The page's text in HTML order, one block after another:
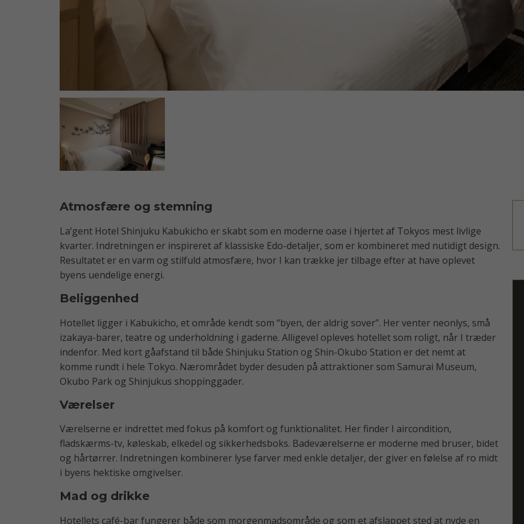
Atmosfære og stemning
La’gent Hotel Shinjuku Kabukicho er skabt som en moderne oase i hjertet af Tokyos mest livlige
kvarter. Indretningen er inspireret af klassiske Edo-detaljer, som er kombineret med nutidigt design.
Resultatet er en varm og stilfuld atmosfære, hvor I kan trække jer tilbage efter at have oplevet
byens uendelige energi.
Beliggenhed
Hotellet ligger i Kabukicho, et område kendt som “byen, der aldrig sover”. Her venter neonlys, små
izakaya-barer, teatre og underholdning i gaderne. Alligevel opleves hotellet som roligt, når I træder
indenfor. Med kort gåafstand til både Shinjuku Station og Shin-Okubo Station er det nemt at
komme rundt i hele Tokyo. Nærområdet byder desuden på attraktioner som Samurai Museum,
Okubo Park og Shinjukus shoppinggader.
Værelser
Værelserne er indrettet med fokus på komfort og funktionalitet. Her finder I aircondition,
fladskærms-tv, køleskab, elkedel og sikkerhedsboks. Badeværelserne er moderne med bruser, bidet
og hårtørrer. Indretningen kombinerer lyse farver med enkle detaljer, der giver en følelse af ro midt
i byens hektiske omgivelser.
Mad og drikke
Hotellets café-bar fungerer både som morgenmadsområde og som et afslappet sted at nyde en